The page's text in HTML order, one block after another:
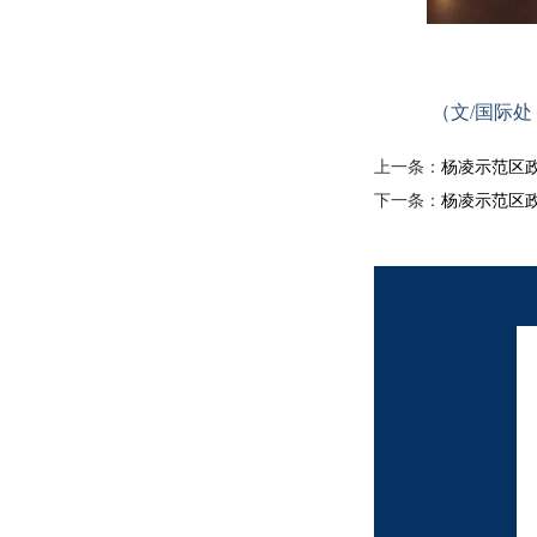
（文/国际处
上一条： 杨凌示范区
下一条： 杨凌示范区